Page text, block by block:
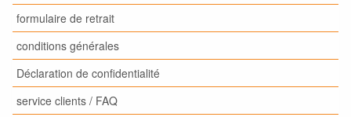
formulaire de retrait
conditions générales
Déclaration de confidentialité
service clients / FAQ